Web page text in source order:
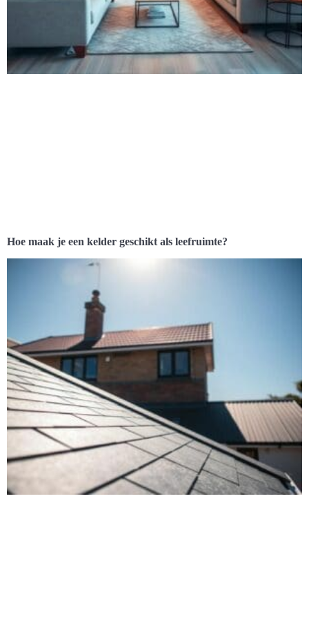
Hoe maak je een kelder geschikt als leefruimte?